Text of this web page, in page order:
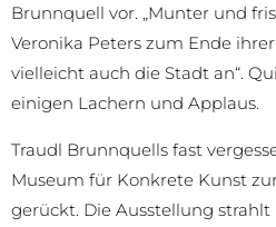
Brunnquell vor. „Munter und
Veronika Peters zum Ende ihrer
vielleicht auch die Stadt an“.
einigen Lachern und Applaus.
Traudl Brunnquells fast
Museum für Konkrete Kunst
gerückt. Die Ausstellung strahlt